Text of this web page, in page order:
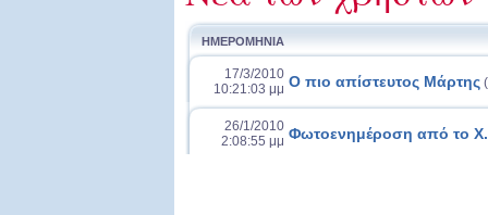
ΗΜΕΡΟΜΗΝΙΑ
17/3/2010
10:21:03 μμ Ο πιο απίστευτος Μάρτης
26/1/2010
2:08:55 μμ Φωτοενημέροση από το